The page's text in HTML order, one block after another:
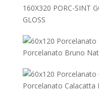
160X320 PORC-SINT
GLOSS
Porcelanato Bruno
Porcelanato Calacatta